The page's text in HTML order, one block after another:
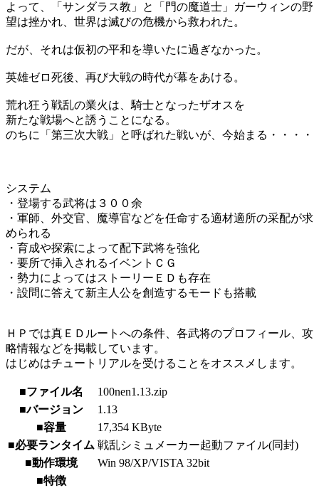
よって、「サンダラス教」と「門の魔道士」ガーウィンの野
望は挫かれ、世界は滅びの危機から救われた。
だが、それは仮初の平和を導いたに過ぎなかった。
英雄ゼロ死後、再び大戦の時代が幕をあける。
荒れ狂う戦乱の業火は、騎士となったザオスを
新たな戦場へと誘うことになる。
のちに「第三次大戦」と呼ばれた戦いが、今始まる・・・・
システム
・登場する武将は３００余
・軍師、外交官、魔導官などを任命する適材適所の采配が求
められる
・育成や探索によって配下武将を強化
・要所で挿入されるイベントＣＧ
・勢力によってはストーリーＥＤも存在
・設問に答えて新主人公を創造するモードも搭載
ＨＰでは真ＥＤルートへの条件、各武将のプロフィール、攻
略情報などを掲載しています。
はじめはチュートリアルを受けることをオススメします。
■ファイル名
100nen1.13.zip
■バージョン
1.13
■容量
17,354 KByte
■必要ランタイム 戦乱シミュメーカー起動ファイル(同封)
■動作環境
Win 98/XP/VISTA 32bit
■特徴